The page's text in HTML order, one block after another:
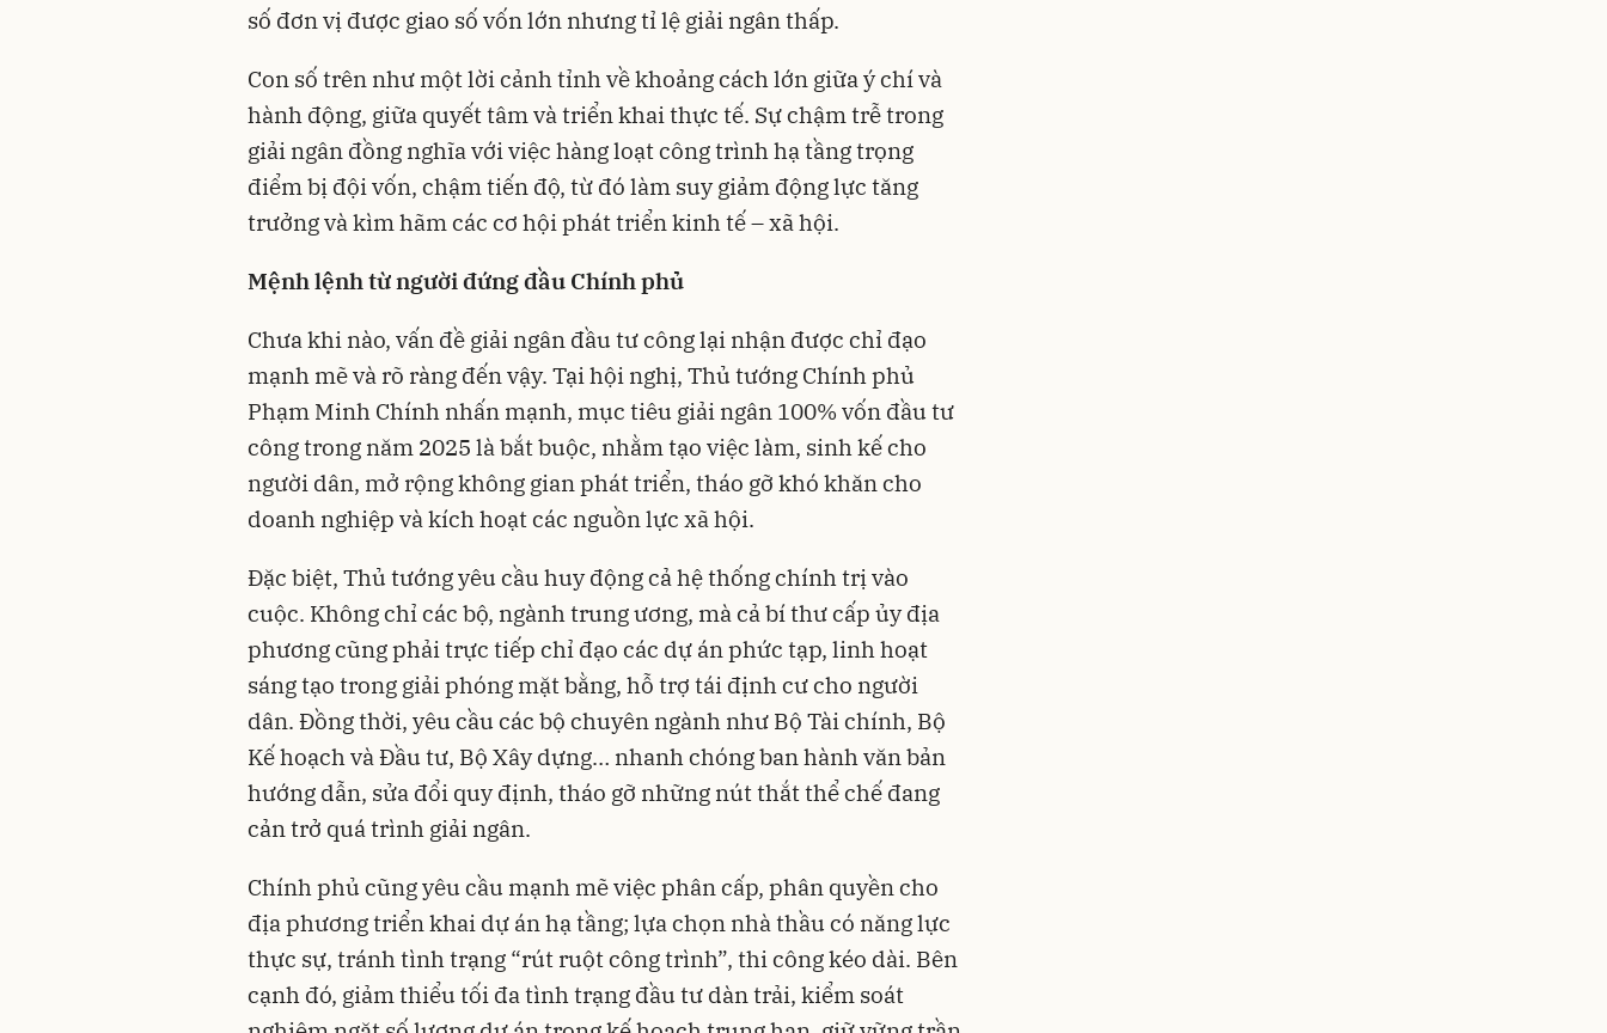
số đơn vị được giao số vốn lớn nhưng tỉ lệ giải ngân thấp.
Con số trên như một lời cảnh tỉnh về khoảng cách lớn giữa ý chí và
hành động, giữa quyết tâm và triển khai thực tế. Sự chậm trễ trong
giải ngân đồng nghĩa với việc hàng loạt công trình hạ tầng trọng
điểm bị đội vốn, chậm tiến độ, từ đó làm suy giảm động lực tăng
trưởng và kìm hãm các cơ hội phát triển kinh tế – xã hội.
Mệnh lệnh từ người đứng đầu Chính phủ
Chưa khi nào, vấn đề giải ngân đầu tư công lại nhận được chỉ đạo
mạnh mẽ và rõ ràng đến vậy. Tại hội nghị, Thủ tướng Chính phủ
Phạm Minh Chính nhấn mạnh, mục tiêu giải ngân 100% vốn đầu tư
công trong năm 2025 là bắt buộc, nhằm tạo việc làm, sinh kế cho
người dân, mở rộng không gian phát triển, tháo gỡ khó khăn cho
doanh nghiệp và kích hoạt các nguồn lực xã hội.
Đặc biệt, Thủ tướng yêu cầu huy động cả hệ thống chính trị vào
cuộc. Không chỉ các bộ, ngành trung ương, mà cả bí thư cấp ủy địa
phương cũng phải trực tiếp chỉ đạo các dự án phức tạp, linh hoạt
sáng tạo trong giải phóng mặt bằng, hỗ trợ tái định cư cho người
dân. Đồng thời, yêu cầu các bộ chuyên ngành như Bộ Tài chính, Bộ
Kế hoạch và Đầu tư, Bộ Xây dựng… nhanh chóng ban hành văn bản
hướng dẫn, sửa đổi quy định, tháo gỡ những nút thắt thể chế đang
cản trở quá trình giải ngân.
Chính phủ cũng yêu cầu mạnh mẽ việc phân cấp, phân quyền cho
địa phương triển khai dự án hạ tầng; lựa chọn nhà thầu có năng lực
thực sự, tránh tình trạng “rút ruột công trình”, thi công kéo dài. Bên
cạnh đó, giảm thiểu tối đa tình trạng đầu tư dàn trải, kiểm soát